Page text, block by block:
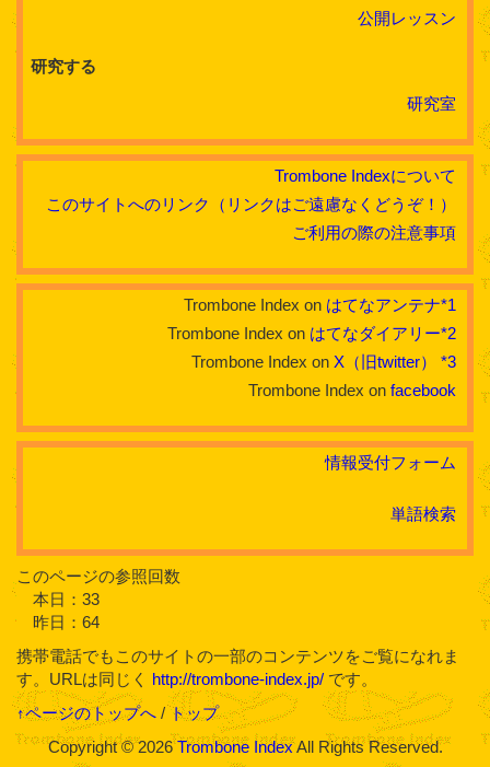
公開レッスン
研究する
研究室
Trombone Indexについて
このサイトへのリンク（リンクはご遠慮なくどうぞ！）
ご利用の際の注意事項
Trombone Index on はてなアンテナ*1
Trombone Index on はてなダイアリー*2
Trombone Index on X（旧twitter）
*3
Trombone Index on facebook
情報受付フォーム
単語検索
このページの参照回数
本日：33
昨日：64
携帯電話でもこのサイトの一部のコンテンツをご覧になれま
す。URLは同じく http://trombone-index.jp/ です。
↑ページのトップへ / トップ
Copyright © 2026Trombone IndexAll Rights Reserved.